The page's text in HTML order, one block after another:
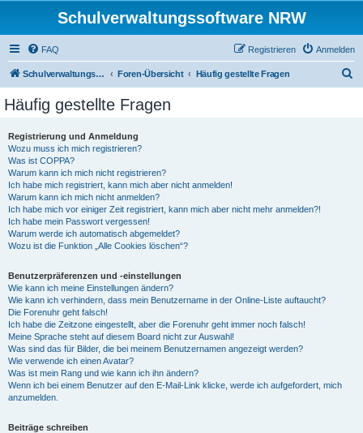
Schulverwaltungssoftware NRW
FAQ Anmelden
Registrieren
Schulverwaltungssoftware NRW Foren-Übersicht Häufig gestellte Fragen
Häufig gestellte Fragen
Registrierung und Anmeldung
Wozu muss ich mich registrieren?
Was ist COPPA?
Warum kann ich mich nicht registrieren?
Ich habe mich registriert, kann mich aber nicht anmelden!
Warum kann ich mich nicht anmelden?
Ich habe mich vor einiger Zeit registriert, kann mich aber nicht mehr anmelden?!
Ich habe mein Passwort vergessen!
Warum werde ich automatisch abgemeldet?
Wozu ist die Funktion „Alle Cookies löschen“?
Benutzerpräferenzen und -einstellungen
Wie kann ich meine Einstellungen ändern?
Wie kann ich verhindern, dass mein Benutzername in der Online-Liste auftaucht?
Die Forenuhr geht falsch!
Ich habe die Zeitzone eingestellt, aber die Forenuhr geht immer noch falsch!
Meine Sprache steht auf diesem Board nicht zur Auswahl!
Was sind das für Bilder, die bei meinem Benutzernamen angezeigt werden?
Wie verwende ich einen Avatar?
Was ist mein Rang und wie kann ich ihn ändern?
Wenn ich bei einem Benutzer auf den E-Mail-Link klicke, werde ich aufgefordert, mich
anzumelden.
Beiträge schreiben